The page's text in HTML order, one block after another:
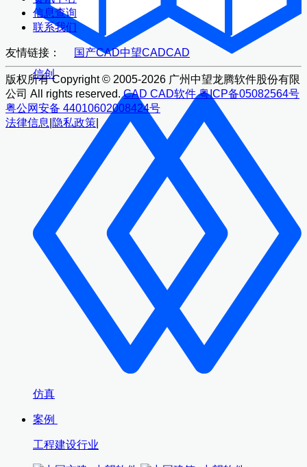
信创
仿真
案例
工程建设行业
信息查询
联系我们
友情链接： 国产CAD中望CADCAD
版权所有 Copyright © 2005-2026 广州中望龙腾软件股份有限
公司 All rights reserved. CAD CAD软件粤ICP备05082564号
粤公网安备 44010602008424号
法律信息 隐私政策